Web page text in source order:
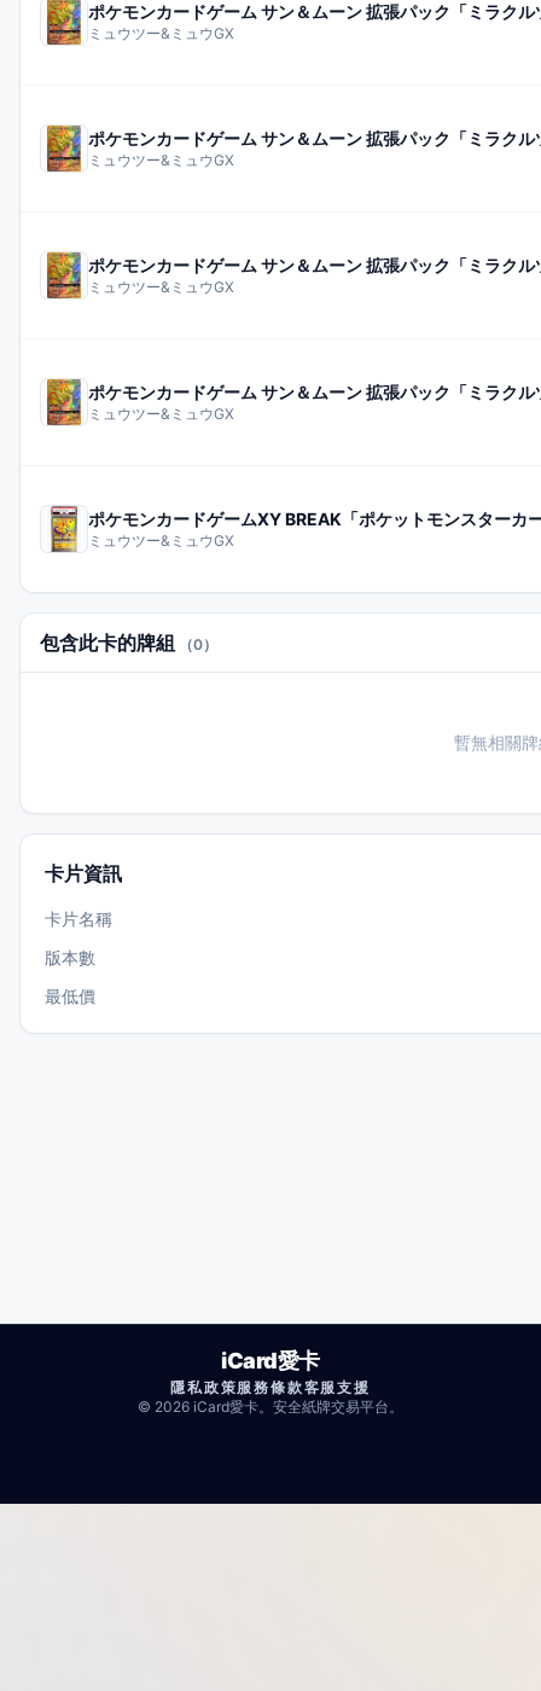
ポケモンカードゲーム サン＆ムーン 拡張パック「ミラクル
ミュウツー&ミュウGX
ポケモンカードゲーム サン＆ムーン 拡張パック「ミラクル
ミュウツー&ミュウGX
ポケモンカードゲーム サン＆ムーン 拡張パック「ミラクル
ミュウツー&ミュウGX
ポケモンカードゲーム サン＆ムーン 拡張パック「ミラクル
ミュウツー&ミュウGX
ミュウツー&ミュウGX
包含此卡的牌組 （0）
暫無相關
卡片資訊
卡片名稱
版本數
最低價
iCard愛卡
隱私政策服務條款客服支援
© 2026 iCard愛卡。安全紙牌交易平台。